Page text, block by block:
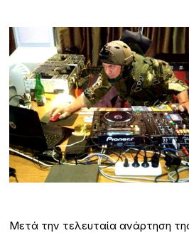
Μετά την τελευταία ανάρτηση